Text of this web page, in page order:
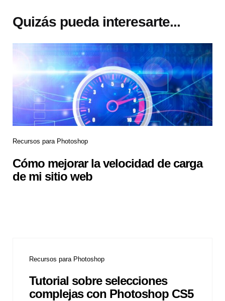
Quizás pueda interesarte...
Recursos para Photoshop
Cómo mejorar la velocidad de carga
de mi sitio web
Recursos para Photoshop
Tutorial sobre selecciones
complejas con Photoshop CS5